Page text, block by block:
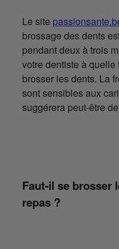
Le site
brossage des dents
pendant deux à trois
votre dentiste à
brosser les dents. La
sont sensibles aux
suggérera peut-être
Faut-il se brosser
repas ?